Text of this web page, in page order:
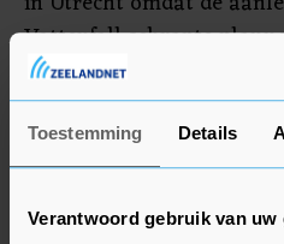
Toestemming Details
Verantwoord gebruik van uw
Vattenfall schrapte
de aansluiting van 7000
warmtenetten. De
de kosten daarvan zo
het onmogelijk is
zonder daar zelf verliezen